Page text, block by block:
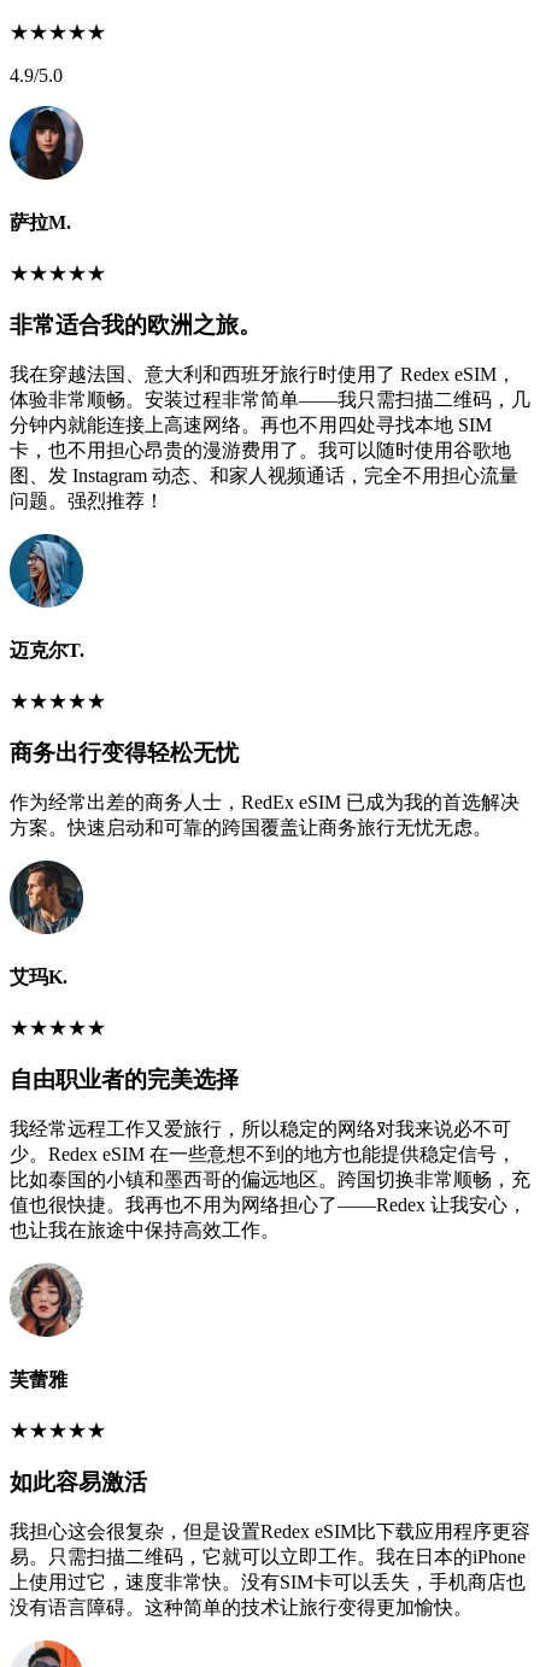
★★★★★
4.9/5.0
萨拉M.
★★★★★
非常适合我的欧洲之旅。
我在穿越法国、意大利和西班牙旅行时使用了 Redex eSIM，
体验非常顺畅。安装过程非常简单——我只需扫描二维码，几
分钟内就能连接上高速网络。再也不用四处寻找本地 SIM
卡，也不用担心昂贵的漫游费用了。我可以随时使用谷歌地
图、发 Instagram 动态、和家人视频通话，完全不用担心流量
问题。强烈推荐！
迈克尔T.
★★★★★
商务出行变得轻松无忧
作为经常出差的商务人士，RedEx eSIM 已成为我的首选解决
方案。快速启动和可靠的跨国覆盖让商务旅行无忧无虑。
艾玛K.
★★★★★
自由职业者的完美选择
我经常远程工作又爱旅行，所以稳定的网络对我来说必不可
少。Redex eSIM 在一些意想不到的地方也能提供稳定信号，
比如泰国的小镇和墨西哥的偏远地区。跨国切换非常顺畅，充
值也很快捷。我再也不用为网络担心了——Redex 让我安心，
也让我在旅途中保持高效工作。
芙蕾雅
★★★★★
如此容易激活
我担心这会很复杂，但是设置Redex eSIM比下载应用程序更容
易。只需扫描二维码，它就可以立即工作。我在日本的iPhone
上使用过它，速度非常快。没有SIM卡可以丢失，手机商店也
没有语言障碍。这种简单的技术让旅行变得更加愉快。